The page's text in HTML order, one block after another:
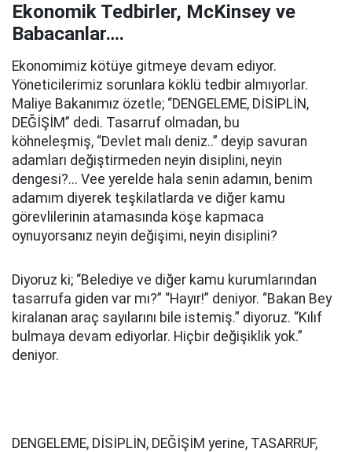
Ekonomik Tedbirler, McKinsey ve
Babacanlar….
Ekonomimiz kötüye gitmeye devam ediyor.
Yöneticilerimiz sorunlara köklü tedbir almıyorlar.
Maliye Bakanımız özetle; “DENGELEME, DİSİPLİN,
DEĞİŞİM” dedi. Tasarruf olmadan, bu
köhneleşmiş, “Devlet malı deniz..” deyip savuran
adamları değiştirmeden neyin disiplini, neyin
dengesi?... Vee yerelde hala senin adamın, benim
adamım diyerek teşkilatlarda ve diğer kamu
görevlilerinin atamasında köşe kapmaca
oynuyorsanız neyin değişimi, neyin disiplini?
Diyoruz ki; “Belediye ve diğer kamu kurumlarından
tasarrufa giden var mı?” “Hayır!” deniyor. “Bakan Bey
kiralanan araç sayılarını bile istemiş.” diyoruz. “Kılıf
bulmaya devam ediyorlar. Hiçbir değişiklik yok.”
deniyor.
DENGELEME, DİSİPLİN, DEĞİŞİM yerine, TASARRUF,